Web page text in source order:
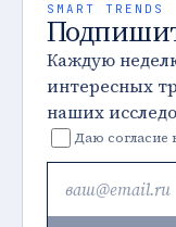
SMART TRENDS
Каждую
интересных
наших
Даю согласие